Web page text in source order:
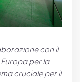
con il
per la
cruciale per il